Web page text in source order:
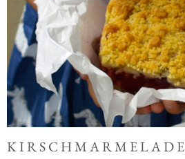
KIRSCHMARMELADE